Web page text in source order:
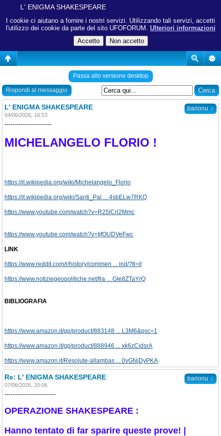
I cookie ci aiutano a fornire i nostri servizi. Utilizzando tali servizi, accetti
l'utilizzo dei cookie da parte del sito UFOFORUM. Ulteriori informazioni
L' ENIGMA SHAKESPEARE
Passa allo versione desktop
Rispondi al messaggio
barionu ↓
L' ENIGMA SHAKESPEARE
04/06/2026, 16:53
------------------------
MICHELANGELO FLORIO !
https://it.wikipedia.org/wiki/Michelangelo_Florio
https://it.wikipedia.org/wiki/Santi_Pal ... 4sbELw7RKQ
https://www.youtube.com/watch?v=R25lCrl2Mmc
https://www.youtube.com/watch?v=IjfOUDVeFwc
LINK
https://www.reddit.com/r/history/commen ... ind/?tl=it
https://www.notiziegeopolitiche.net/fra ... GIe8ZTaYrQ
BIBLIOGRAFIA
https://www.amazon.it/gp/product/883148 ... L3M6&psc=1
https://www.amazon.it/gp/product/888946 ... xk6zCidsrA
https://www.amazon.it/Resolute-allambas ... 0vGNjDyPKA
barionu ↓
Re: L' ENIGMA SHAKESPEARE
07/06/2026, 20:06
--------------------------
OPERAZIONE SHAKESPEARE :
Hanno tentato di far sparire queste prove! |